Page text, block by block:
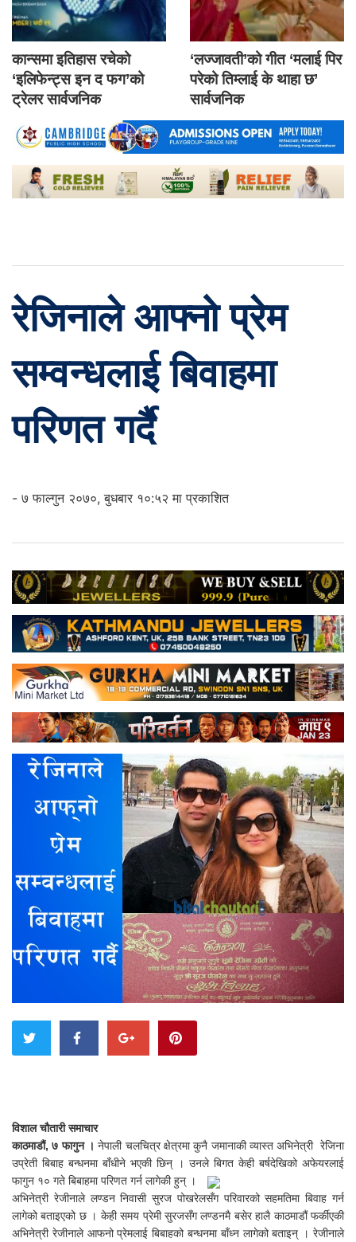
कान्समा इतिहास रचेको
‘इलिफेन्ट्स इन द फग’को
ट्रेलर सार्वजनिक
‘लज्जावती’को गीत ‘मलाई पिर
परेको तिम्लाई के थाहा छ’
सार्वजनिक
रेजिनाले आफ्नो प्रेम
सम्वन्धलाई बिवाहमा
परिणत गर्दै
- ७ फाल्गुन २०७०, बुधबार १०:५२ मा प्रकाशित
विशाल चौतारी समाचार
काठमाडौं, ७ फागुन । नेपाली चलचित्र क्षेत्रमा कुनै जमानाकी व्यास्त अभिनेत्री रेजिना
उप्रेती बिबाह बन्धनमा बाँधीने भएकी छिन् । उनले बिगत केही बर्षदेखिको अफेयरलाई
फागुन १० गते बिबाहमा परिणत गर्न लागेकी हुन् ।
अभिनेत्री रेजीनाले लण्डन निवासी सुरज पोखरेलसँग परिवारको सहमतिमा बिवाह गर्न
लागेको बताइएको छ । केही समय प्रेमी सुरजसँग लण्डनमै बसेर हालै काठमाडौं फर्कीएकी
अभिनेत्री रेजीनाले आफनो प्रेमलाई बिबाहको बन्धनमा बाँध्न लागेको बताइन् । रेजीनाले